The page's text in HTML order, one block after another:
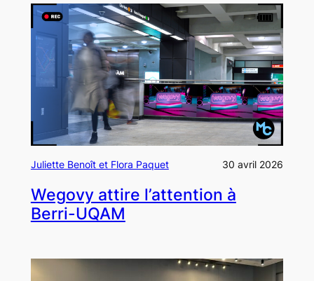
Juliette Benoît et Flora Paquet 30 avril 2026
Wegovy attire l’attention à
Berri-UQAM